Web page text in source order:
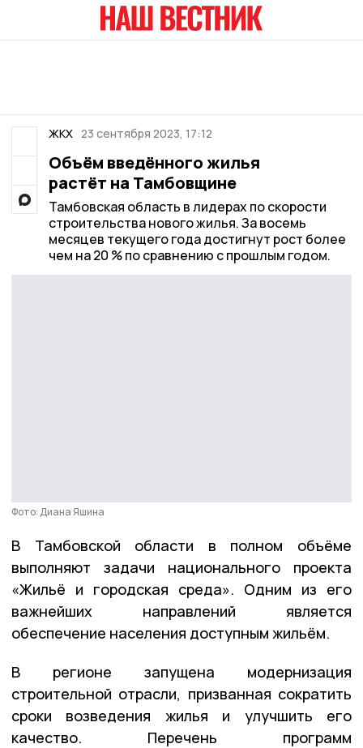
ЖКХ 23 сентября 2023, 17:12
Объём введённого жилья
растёт на Тамбовщине
Тамбовская область в лидерах по скорости
строительства нового жилья. За восемь
месяцев текущего года достигнут рост более
чем на 20 % по сравнению с прошлым годом.
Фото: Диана Яшина
В Тамбовской области в полном объёме
выполняют задачи национального проекта
«Жильё и городская среда». Одним из его
важнейших направлений является
обеспечение населения доступным жильём.
В регионе запущена модернизация
строительной отрасли, призванная сократить
сроки возведения жилья и улучшить его
качество. Перечень программ